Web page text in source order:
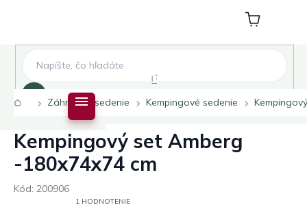
Nákupný
košík
DomovZáhradné sedenie Kempingové sedenie
Kempingový set Amberg
-180x74x74 cm
Kód: 200906
PRIEMERNÉ1 HODNOTENIE